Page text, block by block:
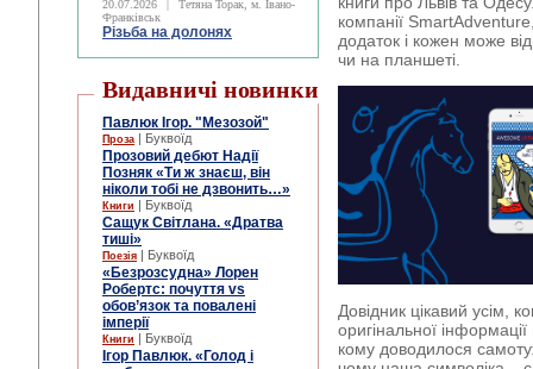
20.07.2026 |
Тетяна Торак, м. Івано-
Франківськ
Різьба на долонях
Видавничі новинки
Павлюк Ігор. "Мезозой"
Проза | Буквоїд
Прозовий дебют Надії
Позняк «Ти ж знаєш, він
ніколи тобі не дзвонить…»
Книги | Буквоїд
Сащук Світлана. «Дратва
тиші»
Поезія | Буквоїд
«Безрозсудна» Лорен
Робертс: почуття vs
обов’язок та повалені
імперії
Книги | Буквоїд
Ігор Павлюк. «Голод і
компанії
додаток і кожен може
чи на планшеті.
Довідник цікавий усім,
оригінальної
кому доводилося